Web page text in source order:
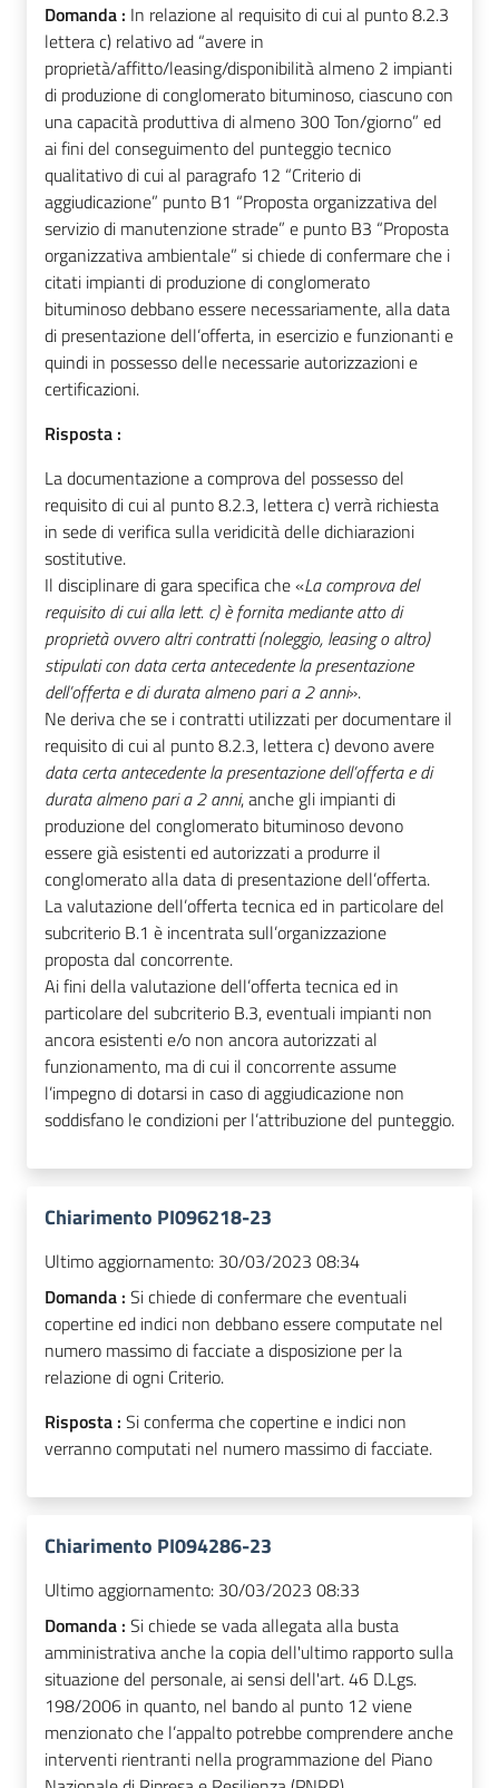
Domanda : In relazione al requisito di cui al punto 8.2.3
lettera c) relativo ad “avere in
proprietà/affitto/leasing/disponibilità almeno 2 impianti
di produzione di conglomerato bituminoso, ciascuno con
una capacità produttiva di almeno 300 Ton/giorno” ed
ai fini del conseguimento del punteggio tecnico
qualitativo di cui al paragrafo 12 “Criterio di
aggiudicazione” punto B1 “Proposta organizzativa del
servizio di manutenzione strade” e punto B3 “Proposta
organizzativa ambientale” si chiede di confermare che i
citati impianti di produzione di conglomerato
bituminoso debbano essere necessariamente, alla data
di presentazione dell’offerta, in esercizio e funzionanti e
quindi in possesso delle necessarie autorizzazioni e
certificazioni.
Risposta :
La documentazione a comprova del possesso del
requisito di cui al punto 8.2.3, lettera c) verrà richiesta
in sede di verifica sulla veridicità delle dichiarazioni
sostitutive.
Il disciplinare di gara specifica che «La comprova del
requisito di cui alla lett. c) è fornita mediante atto di
proprietà ovvero altri contratti (noleggio, leasing o altro)
stipulati con data certa antecedente la presentazione
dell’offerta e di durata almeno pari a 2 anni».
Ne deriva che se i contratti utilizzati per documentare il
requisito di cui al punto 8.2.3, lettera c) devono avere
data certa antecedente la presentazione dell’offerta e di
durata almeno pari a 2 anni, anche gli impianti di
produzione del conglomerato bituminoso devono
essere già esistenti ed autorizzati a produrre il
conglomerato alla data di presentazione dell’offerta.
La valutazione dell’offerta tecnica ed in particolare del
subcriterio B.1 è incentrata sull’organizzazione
proposta dal concorrente.
Ai fini della valutazione dell’offerta tecnica ed in
particolare del subcriterio B.3, eventuali impianti non
ancora esistenti e/o non ancora autorizzati al
funzionamento, ma di cui il concorrente assume
l’impegno di dotarsi in caso di aggiudicazione non
soddisfano le condizioni per l’attribuzione del punteggio.
Chiarimento PI096218-23
Ultimo aggiornamento: 30/03/2023 08:34
Domanda : Si chiede di confermare che eventuali
copertine ed indici non debbano essere computate nel
numero massimo di facciate a disposizione per la
relazione di ogni Criterio.
Risposta : Si conferma che copertine e indici non
verranno computati nel numero massimo di facciate.
Chiarimento PI094286-23
Ultimo aggiornamento: 30/03/2023 08:33
Domanda : Si chiede se vada allegata alla busta
amministrativa anche la copia dell'ultimo rapporto sulla
situazione del personale, ai sensi dell'art. 46 D.Lgs.
198/2006 in quanto, nel bando al punto 12 viene
menzionato che l’appalto potrebbe comprendere anche
interventi rientranti nella programmazione del Piano